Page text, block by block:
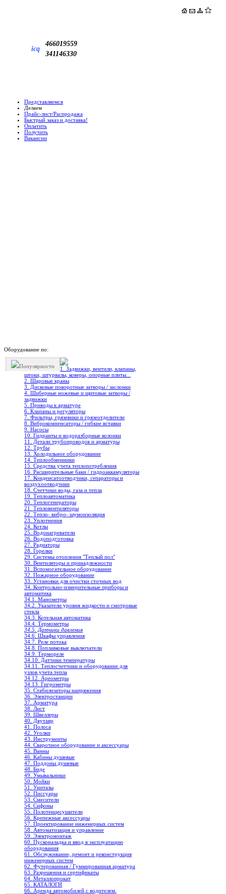
icq
466019559
341146330
Представляемся
Делаем
Прайс-лист/Распродажа
Быстрый заказ и доставка!
Оплатить
Получить
Вакансии
Оборудование по:
Популярности
1. Задвижки, вентили, клапаны,
штоки, штурвалы, коверы, опорные плиты...
2. Шаровые краны
3. Дисковые поворотные затворы / заслонки
4. Шиберные ножевые и щитовые затворы /
задвижки
5. Приводы к арматуре
6. Клапаны и регуляторы
7. Фильтры, грязевики и грязеотделители
8. Виброкомпенсаторы / гибкие вставки
9. Насосы
10. Гидранты и водоразборные колонки
11. Детали трубопроводов и арматуры
12. Трубы
13. Холодильное oборудование
14. Теплообменники
15. Средства учета теплопотребления
16. Расширительные баки / гидроаккамуляторы
17. Конденсатоотводчики, сепараторы и
воздухоотводчики
18. Счетчики воды, газа и тепла
19. Теплоавтоматика
20. Теплогенераторы
21. Тепловентиляторы
22. Тепло- вибро- шумоизоляция
23. Уплотнения
24. Котлы
25. Водонагреватели
26. Водоподготовка
27. Радиаторы
28. Горелки
29. Системы отопления "Теплый пол"
30. Вентиляторы и принадлежности
31. Вспомогательное оборудование
32. Пожарное оборудование
33. Установки для очистки сточных вод
34. Контрольно-измерительные приборы и
автоматика
34.1. Манометры
34.2. Указатели уровня жидкости и смотровые
стекла
34.3. Котельная автоматика
34.4. Термометры
34.5. Датчики давления
34.6. Шкафы управления
34.7. Реле потока
34.8. Поплавковые выключатели
34.9. Термореле
34.10. Датчики температуры
34.11. Теплосчетчики и оборудование для
узлов учета тепла
34.12. Ареометры
34.13. Гигрометры
35. Стабилизаторы напряжения
36. Электростанции
37. Арматура
38. Лист
39. Швеллеры
40. Двутавр
41. Полоса
42. Уголки
43. Инструменты
44. Сварочное оборудование и аксессуары
45. Ванны
46. Кабины душевые
47. Поддоны душевые
48. Биде
49. Умывальники
50. Мойки
51. Унитазы
52. Писсуары
53. Смесители
54. Сифоны
55. Полотенцесушители
56. Крепежные аксессуары
57. Проектирование инженерных систем
58. Автоматизация и управление
59. Электромонтаж
60. Пусконаладка и ввод в эксплуатацию
оборудования
61. Обслуживание, ремонт и реконструкция
инженерных систем
62. Футерованная / Гуммированная арматура
63. Разрешения и сертификаты
64. Металлопрокат
65. КАТАЛОГИ
66. Аренда автомобилей с водителем.